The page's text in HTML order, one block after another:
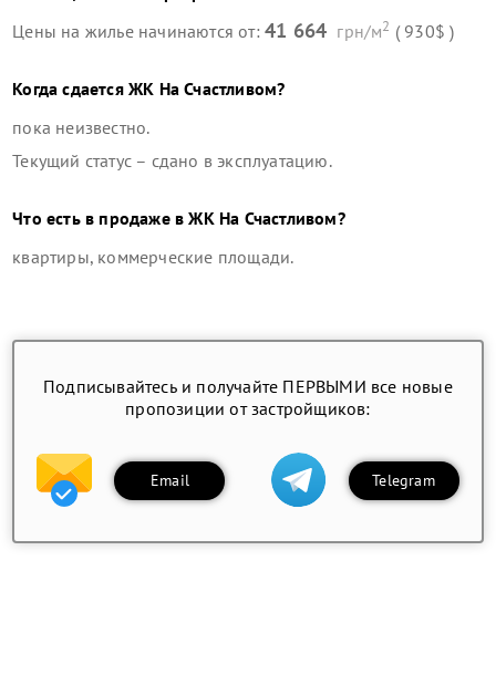
Цены на жилье начинаются от:41 664 грн/м2 ( 930$ )
Когда сдаетсяЖК На Счастливом?
пока неизвестно.
Текущий статус – сдано в эксплуатацию.
Что есть в продаже вЖК На Счастливом?
квартиры, коммерческие площади.
Подписывайтесь и получайте ПЕРВЫМИ все новые
пропозиции от застройщиков:
Email Telegram